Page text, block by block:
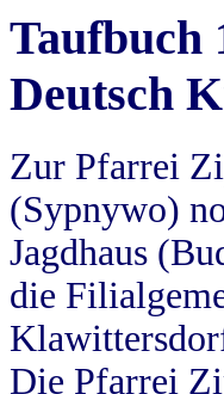
Taufbuch
Deutsch
Zur Pfarrei
(Sypnywo)
Jagdhaus
die
Die Pfarrei